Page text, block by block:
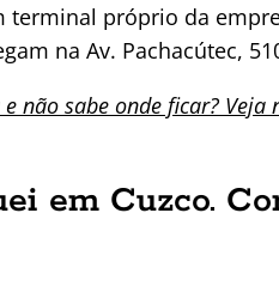
terminal próprio da
na Av. Pachacútec,
não sabe onde ficar?
em Cuzco.